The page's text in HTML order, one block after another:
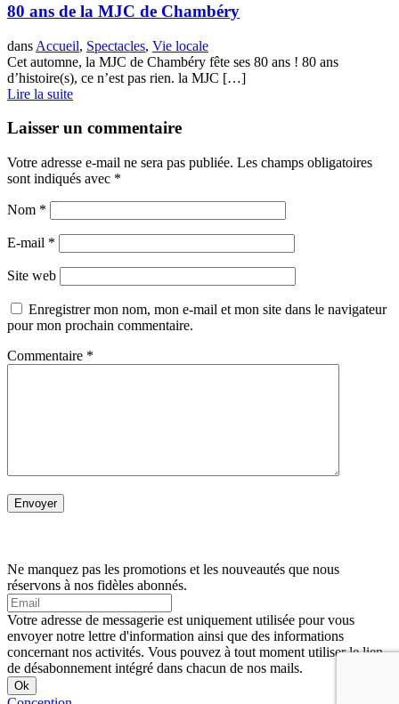
80 ans de la MJC de Chambéry
dans Accueil, Spectacles, Vie locale
Cet automne, la MJC de Chambéry fête ses 80 ans ! 80 ans
d’histoire(s), ce n’est pas rien. la MJC […]
Lire la suite
Laisser un commentaire
Votre adresse e-mail ne sera pas publiée. Les champs obligatoires
sont indiqués avec *
Nom *
E-mail *
Site web
Enregistrer mon nom, mon e-mail et mon site dans le navigateur
pour mon prochain commentaire.
Commentaire *
Ne manquez pas les promotions et les nouveautés que nous
réservons à nos fidèles abonnés.
Votre adresse de messagerie est uniquement utilisée pour vous
envoyer notre lettre d'information ainsi que des informations
concernant nos activités. Vous pouvez à tout moment utiliser le lien
de désabonnement intégré dans chacun de nos mails.